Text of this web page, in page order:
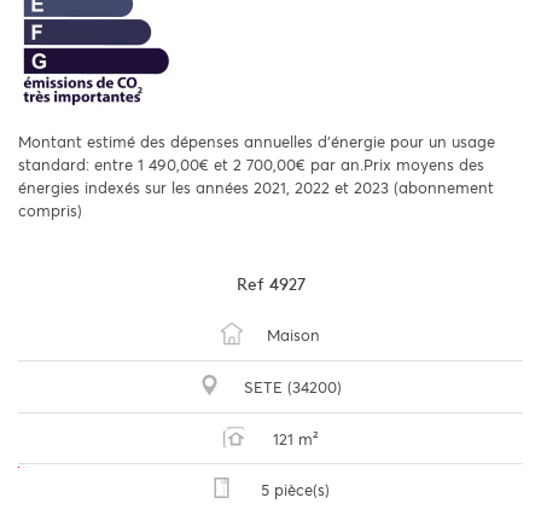
Montant estimé des dépenses annuelles d'énergie pour un usage
standard: entre 1 490,00€ et 2 700,00€ par an.Prix moyens des
énergies indexés sur les années 2021, 2022 et 2023 (abonnement
compris)
Ref 4927
Maison
SETE (34200)
121 m²
5 pièce(s)